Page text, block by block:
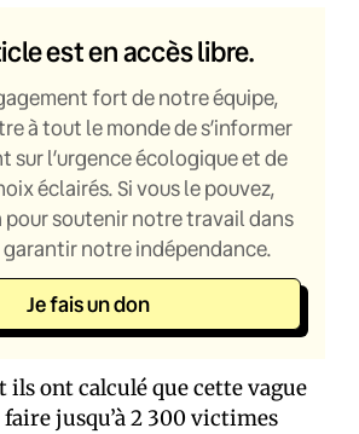
est en accès libre.
fort de notre équipe,
à tout le monde de s’informer
sur l’urgence écologique et de
éclairés. Si vous le pouvez,
soutenir notre travail dans
garantir notre indépendance.
Je fais un don
ils ont calculé que cette vague
jusqu’à 2 300 victimes